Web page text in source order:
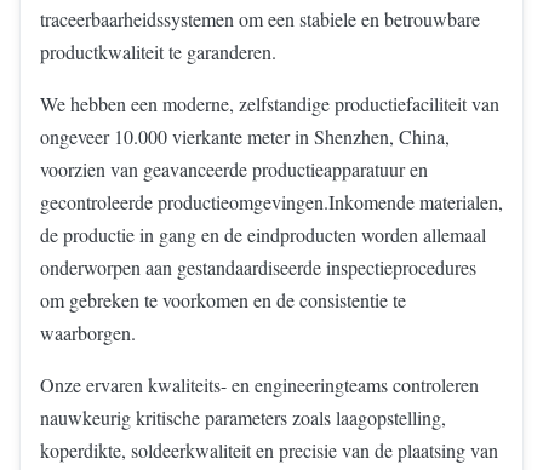
traceerbaarheidssystemen om een stabiele en betrouwbare
productkwaliteit te garanderen.
We hebben een moderne, zelfstandige productiefaciliteit van
ongeveer 10.000 vierkante meter in Shenzhen, China,
voorzien van geavanceerde productieapparatuur en
gecontroleerde productieomgevingen.Inkomende materialen,
de productie in gang en de eindproducten worden allemaal
onderworpen aan gestandaardiseerde inspectieprocedures
om gebreken te voorkomen en de consistentie te
waarborgen.
Onze ervaren kwaliteits- en engineeringteams controleren
nauwkeurig kritische parameters zoals laagopstelling,
koperdikte, soldeerkwaliteit en precisie van de plaatsing van